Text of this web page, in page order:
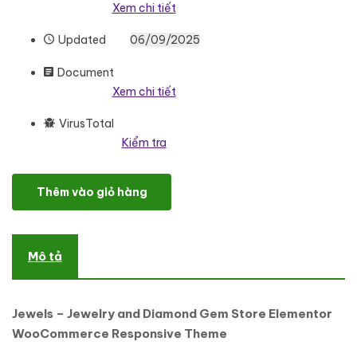
Xem chi tiết
Updated 06/09/2025
Document
Xem chi tiết
VirusTotal
Kiểm tra
Jewels - Jewelry and Diamond Gem Store Elementor
Thêm vào giỏ hàng
Mô tả
Jewels – Jewelry and Diamond Gem Store Elementor
WooCommerce Responsive Theme